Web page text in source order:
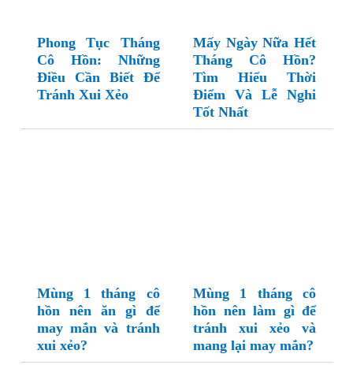
Phong Tục Tháng
Cô Hồn: Những
Điều Cần Biết Để
Tránh Xui Xẻo
Mấy Ngày Nữa Hết
Tháng Cô Hồn?
Tìm Hiểu Thời
Điểm Và Lễ Nghi
Tốt Nhất
Mùng 1 tháng cô
hồn nên ăn gì để
may mắn và tránh
xui xẻo?
Mùng 1 tháng cô
hồn nên làm gì để
tránh xui xẻo và
mang lại may mắn?